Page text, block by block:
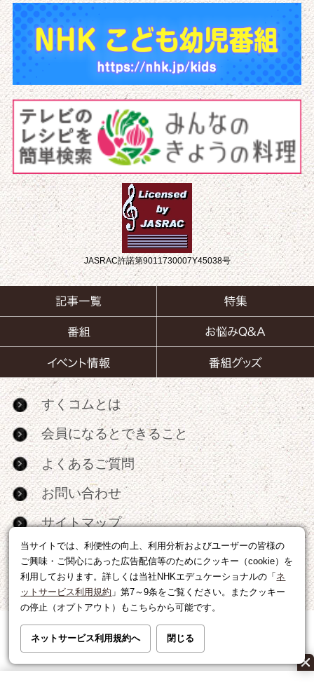
当サイトでは、利便性の向上、利用分析およびユーザーの皆様の
ご興味・ご関心にあった広告配信等のためにクッキー（cookie）を
利用しております。詳しくは当社NHKエデュケーショナルの「 ネ
ットサービス利用規約 」第7～9条をご覧ください。またクッキー
の停止（オプトアウト）もこちらから可能です。
ネットサービス利用規約へ 閉じる
JASRAC許諾第9011730007Y45038号
すくコムとは
会員になるとできること
よくあるご質問
お問い合わせ
サイトマップ
RSS
広告出稿・パートナーシップについて
利用規約|個人情報の取り扱いについて
運営会社|広告に関するお問い合わせ